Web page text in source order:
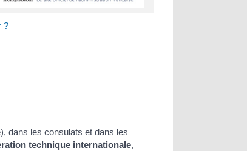
?
dans les consulats et dans les
technique internationale,